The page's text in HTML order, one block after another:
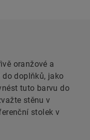
oranžové a
doplňků, jako
tuto barvu do
stěnu v
stolek v